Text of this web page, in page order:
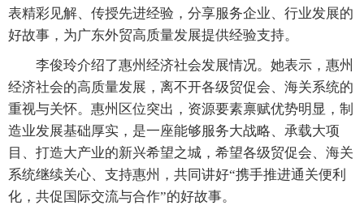
表精彩见解、传授先进经验，分享服务企业、行业发展的
好故事，为广东外贸高质量发展提供经验支持。
李俊玲介绍了惠州经济社会发展情况。她表示，惠州
经济社会的高质量发展，离不开各级贸促会、海关系统的
重视与关怀。惠州区位突出，资源要素禀赋优势明显，制
造业发展基础厚实，是一座能够服务大战略、承载大项
目、打造大产业的新兴希望之城，希望各级贸促会、海关
系统继续关心、支持惠州，共同讲好“携手推进通关便利
化，共促国际交流与合作”的好故事。